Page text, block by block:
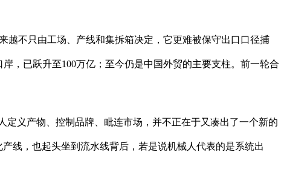
不只由工场、产线和集拆箱决定，它更难被保守出口口径捕
，已跃升至100万亿；至今仍是中国外贸的主要支柱。前一轮合
义产物、控制品牌、毗连市场，并不正在于又凑出了一个新的
线，也起头坐到流水线背后，若是说机械人代表的是系统出